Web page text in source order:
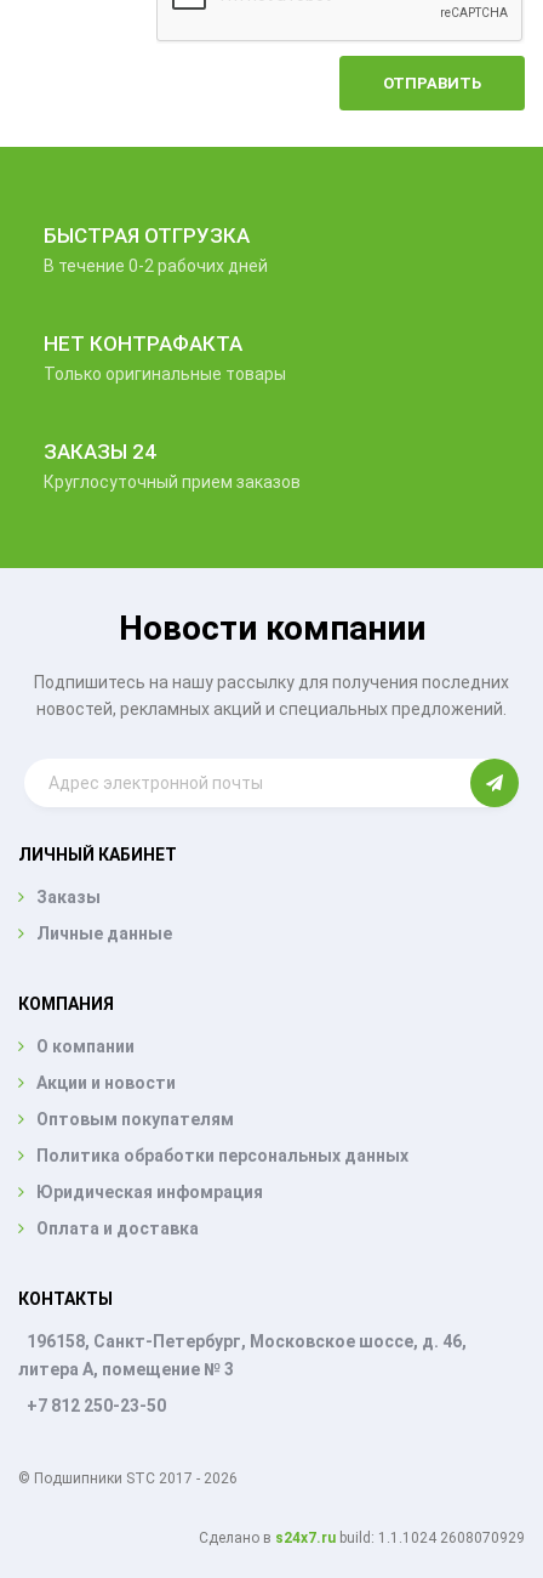
ОТПРАВИТЬ
БЫСТРАЯ ОТГРУЗКА
В течение 0-2 рабочих дней
НЕТ КОНТРАФАКТА
Только оригинальные товары
ЗАКАЗЫ 24
Круглосуточный прием заказов
Новости компании
Подпишитесь на нашу рассылку для получения последних
новостей, рекламных акций и специальных предложений.
ЛИЧНЫЙ КАБИНЕТ
Заказы
Личные данные
КОМПАНИЯ
О компании
Акции и новости
Оптовым покупателям
Политика обработки персональных данных
Юридическая инфомрация
Оплата и доставка
КОНТАКТЫ
196158, Санкт-Петербург, Московское шоссе, д. 46,
литера А, помещение № 3
+7 812 250-23-50
© Подшипники STC 2017 - 2026
Cделано в s24x7.ru build: 1.1.1024 2608070929